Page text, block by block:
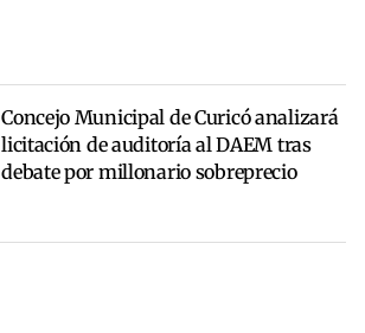
Concejo Municipal de Curicó analizará
licitación de auditoría al DAEM tras
debate por millonario sobreprecio